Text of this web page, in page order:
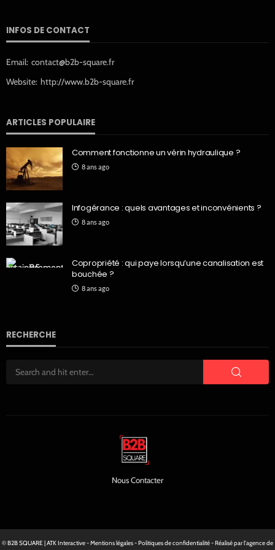
INFOS DE CONTACT
Email: contact@b2b-square.fr
Website: http://www.b2b-square.fr
ARTICLES POPULAIRE
Comment fonctionne un vérin hydraulique ?
8 ans ago
Infogérance : quels avantages et inconvénients ?
8 ans ago
Copropriété : qui paye lorsqu’une canalisation est
bouchée ?
8 ans ago
RECHERCHE
Nous Contacter
© B2B SQUARE | ATK Interactive - Mentions légales - Politiques de confidentialité - Réalisé par l'agence de